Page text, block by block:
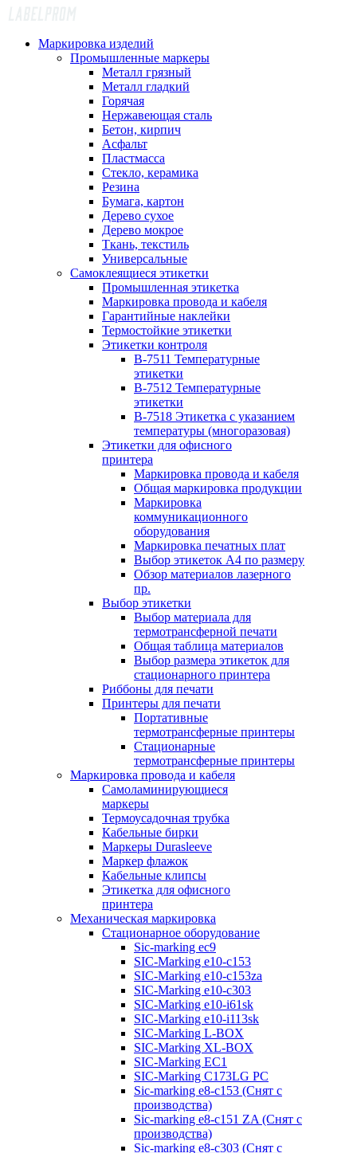
Маркировка изделий
Промышленные маркеры
Металл грязный
Металл гладкий
Горячая
Нержавеющая сталь
Бетон, кирпич
Асфальт
Пластмасса
Стекло, керамика
Резина
Бумага, картон
Дерево сухое
Дерево мокрое
Ткань, текстиль
Универсальные
Самоклеящиеся этикетки
Промышленная этикетка
Маркировка провода и кабеля
Гарантийные наклейки
Термостойкие этикетки
Этикетки контроля
B-7511 Температурные
этикетки
B-7512 Температурные
этикетки
B-7518 Этикетка с указанием
температуры (многоразовая)
Этикетки для офисного
принтера
Маркировка провода и кабеля
Общая маркировка продукции
Маркировка
коммуникационного
оборудования
Маркировка печатных плат
Выбор этикеток А4 по размеру
Обзор материалов лазерного
пр.
Выбор этикетки
Выбор материала для
термотрансферной печати
Общая таблица материалов
Выбор размера этикеток для
стационарного принтера
Риббоны для печати
Принтеры для печати
Портативные
термотрансферные принтеры
Стационарные
термотрансферные принтеры
Маркировка провода и кабеля
Самоламинирующиеся
маркеры
Термоусадочная трубка
Кабельные бирки
Маркеры Durasleeve
Маркер флажок
Кабельные клипсы
Этикетка для офисного
принтера
Механическая маркировка
Стационарное оборудование
Sic-marking ec9
SIC-Marking e10-c153
SIC-Marking e10-c153za
SIC-Marking e10-c303
SIC-Marking e10-i61sk
SIC-Marking e10-i113sk
SIC-Marking L-BOX
SIC-Marking XL-BOX
SIC-Marking EC1
SIC-Marking C173LG PC
Sic-marking e8-c153 (Снят с
производства)
Sic-marking e8-c151 ZA (Снят с
производства)
Sic-marking e8-c303 (Снят с